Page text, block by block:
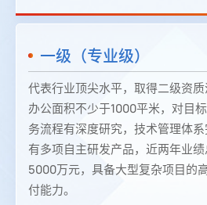
一级（专业级）
代表行业顶尖水平，取得二级资质
办公面积不少于1000平米，对目
务流程有深度研究，技术管理体
有多项自主研发产品，近两年业
5000万元，具备大型复杂项目的
付能力。